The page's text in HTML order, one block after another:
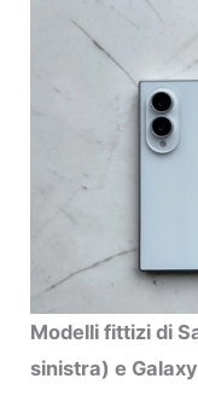
Modelli fittizi di
sinistra) e